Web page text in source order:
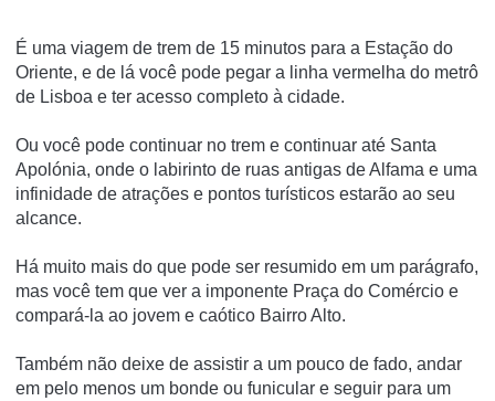
É uma viagem de trem de 15 minutos para a Estação do
Oriente, e de lá você pode pegar a linha vermelha do metrô
de Lisboa e ter acesso completo à cidade.
Ou você pode continuar no trem e continuar até Santa
Apolónia, onde o labirinto de ruas antigas de Alfama e uma
infinidade de atrações e pontos turísticos estarão ao seu
alcance.
Há muito mais do que pode ser resumido em um parágrafo,
mas você tem que ver a imponente Praça do Comércio e
compará-la ao jovem e caótico Bairro Alto.
Também não deixe de assistir a um pouco de fado, andar
em pelo menos um bonde ou funicular e seguir para um